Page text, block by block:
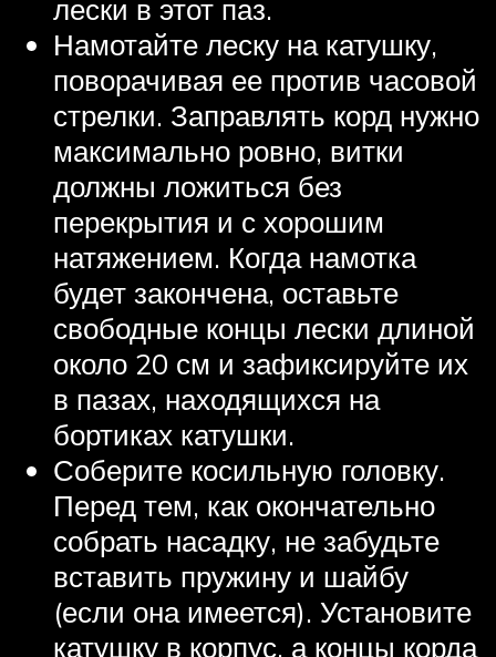
лески в этот паз.
Намотайте леску на катушку,
поворачивая ее против часовой
стрелки. Заправлять корд нужно
максимально ровно, витки
должны ложиться без
перекрытия и с хорошим
натяжением. Когда намотка
будет закончена, оставьте
свободные концы лески длиной
около 20 см и зафиксируйте их
в пазах, находящихся на
бортиках катушки.
Соберите косильную головку.
Перед тем, как окончательно
собрать насадку, не забудьте
вставить пружину и шайбу
(если она имеется). Установите
катушку в корпус, а концы корда